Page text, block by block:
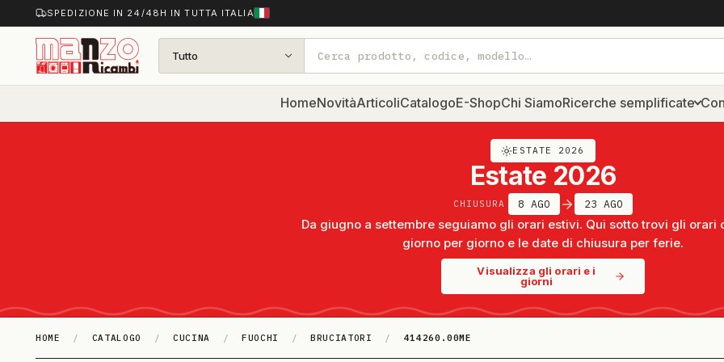
SPEDIZIONE IN 24/48H IN TUTTA ITALIA
Tutto
HomeNovitàArticoliCatalogoE-ShopChi SiamoRicerche semplificate
ESTATE 2026
Estate 2026
CHIUSURA 8 AGO 23 AGO
Da giugno a settembre seguiamo gli orari estivi. Qui sotto trovi gli orari
giorno per giorno e le date di chiusura per ferie.
Visualizza gli orari e i
giorni
HOME / CATALOGO / CUCINA / FUOCHI / BRUCIATORI / 414260.00ME